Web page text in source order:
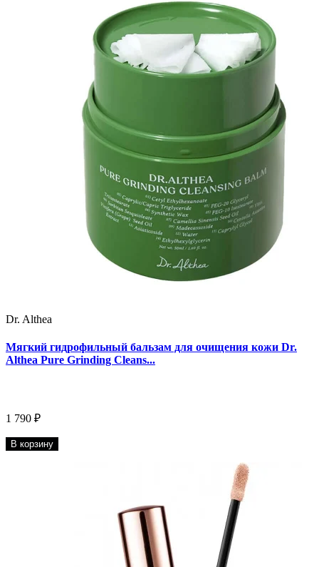
Dr. Althea
Мягкий гидрофильный бальзам для очищения кожи Dr.
Althea Pure Grinding Cleans...
1 790 ₽
В корзину